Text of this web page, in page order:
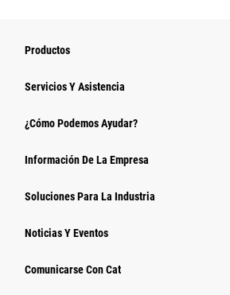
Productos
Servicios Y Asistencia
¿Cómo Podemos Ayudar?
Información De La Empresa
Soluciones Para La Industria
Noticias Y Eventos
Comunicarse Con Cat